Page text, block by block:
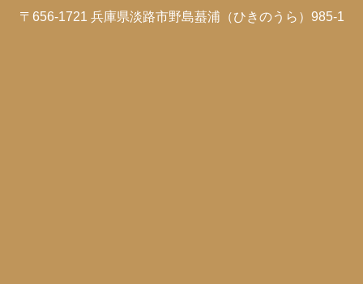
〒656-1721 兵庫県淡路市野島蟇浦（ひきのうら）985-1